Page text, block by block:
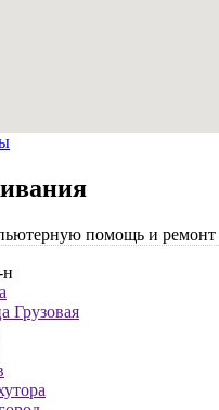
помощь и ремонт
н
Грузовая